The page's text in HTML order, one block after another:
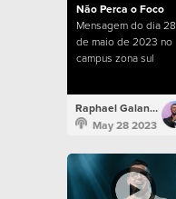
Não Perca o Foco
Mensagem do dia 28
de maio de 2023 no
campus zona sul
Raphael Galante
May 28 2023